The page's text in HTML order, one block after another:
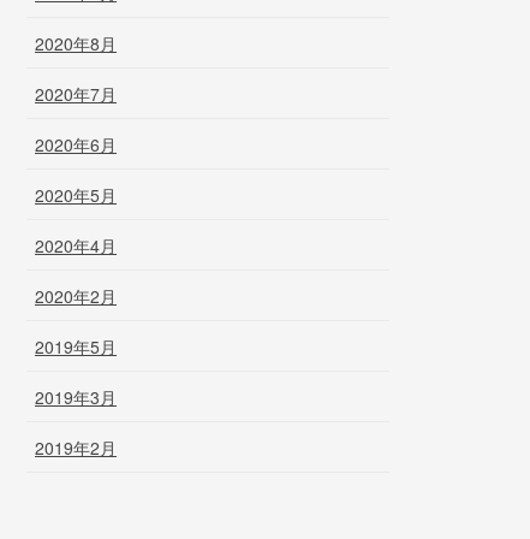
2020年8月
2020年7月
2020年6月
2020年5月
2020年4月
2020年2月
2019年5月
2019年3月
2019年2月